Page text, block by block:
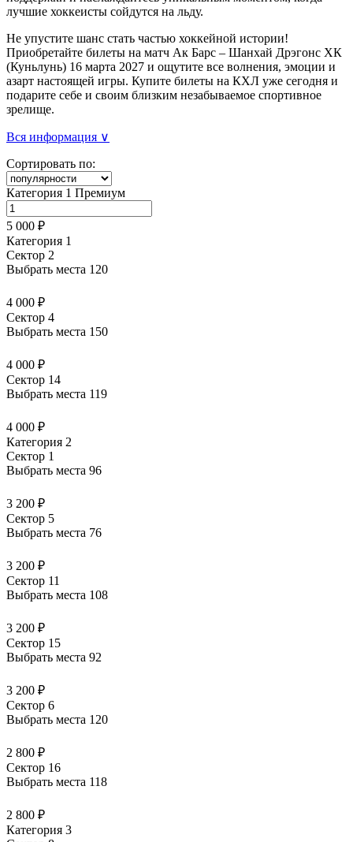
лучшие хоккеисты сойдутся на льду.
Не упустите шанс стать частью хоккейной истории!
Приобретайте билеты на матч Ак Барс – Шанхай Дрэгонс ХК
(Куньлунь) 16 марта 2027 и ощутите все волнения, эмоции и
азарт настоящей игры. Купите билеты на КХЛ уже сегодня и
подарите себе и своим близким незабываемое спортивное
зрелище.
Вся информация ∨
Сортировать по:
Категория 1 Премиум
5 000 ₽
Категория 1
Сектор 2
Выбрать места 120
4 000 ₽
Сектор 4
Выбрать места 150
4 000 ₽
Сектор 14
Выбрать места 119
4 000 ₽
Категория 2
Сектор 1
Выбрать места 96
3 200 ₽
Сектор 5
Выбрать места 76
3 200 ₽
Сектор 11
Выбрать места 108
3 200 ₽
Сектор 15
Выбрать места 92
3 200 ₽
Сектор 6
Выбрать места 120
2 800 ₽
Сектор 16
Выбрать места 118
2 800 ₽
Категория 3